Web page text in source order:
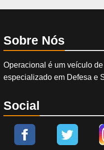
Sobre Nós
Operacional é um veículo
especializado em Defesa e
Social